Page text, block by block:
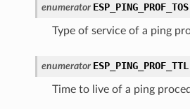
enumerator ESP_PING_PROF_TOS
Type of service of a ping
enumerator ESP_PING_PROF_TTL
Time to live of a ping